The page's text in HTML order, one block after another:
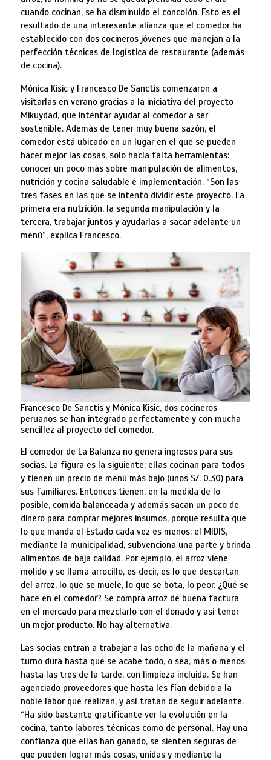
cuando cocinan, se ha disminuido el concolón. Esto es el
resultado de una interesante alianza que el comedor ha
establecido con dos cocineros jóvenes que manejan a la
perfección técnicas de logística de restaurante (además
de cocina).
Mónica Kisic y Francesco De Sanctis comenzaron a
visitarlas en verano gracias a la iniciativa del proyecto
Mikuydad, que intentar ayudar al comedor a ser
sostenible. Además de tener muy buena sazón, el
comedor está ubicado en un lugar en el que se pueden
hacer mejor las cosas, solo hacía falta herramientas:
conocer un poco más sobre manipulación de alimentos,
nutrición y cocina saludable e implementación. “Son las
tres fases en las que se intentó dividir este proyecto. La
primera era nutrición, la segunda manipulación y la
tercera, trabajar juntos y ayudarlas a sacar adelante un
menú”, explica Francesco.
Francesco De Sanctis y Mónica Kisic, dos cocineros
peruanos se han integrado perfectamente y con mucha
sencillez al proyecto del comedor.
El comedor de La Balanza no genera ingresos para sus
socias. La figura es la siguiente: ellas cocinan para todos
y tienen un precio de menú más bajo (unos S/. 0.30) para
sus familiares. Entonces tienen, en la medida de lo
posible, comida balanceada y además sacan un poco de
dinero para comprar mejores insumos, porque resulta que
lo que manda el Estado cada vez es menos: el MIDIS,
mediante la municipalidad, subvenciona una parte y brinda
alimentos de baja calidad. Por ejemplo, el arroz viene
molido y se llama arrocillo, es decir, es lo que descartan
del arroz, lo que se muele, lo que se bota, lo peor. ¿Qué se
hace en el comedor? Se compra arroz de buena factura
en el mercado para mezclarlo con el donado y así tener
un mejor producto. No hay alternativa.
Las socias entran a trabajar a las ocho de la mañana y el
turno dura hasta que se acabe todo, o sea, más o menos
hasta las tres de la tarde, con limpieza incluida. Se han
agenciado proveedores que hasta les fían debido a la
noble labor que realizan, y así tratan de seguir adelante.
“Ha sido bastante gratificante ver la evolución en la
cocina, tanto labores técnicas como de personal. Hay una
confianza que ellas han ganado, se sienten seguras de
que pueden lograr más cosas, unidas y mediante la